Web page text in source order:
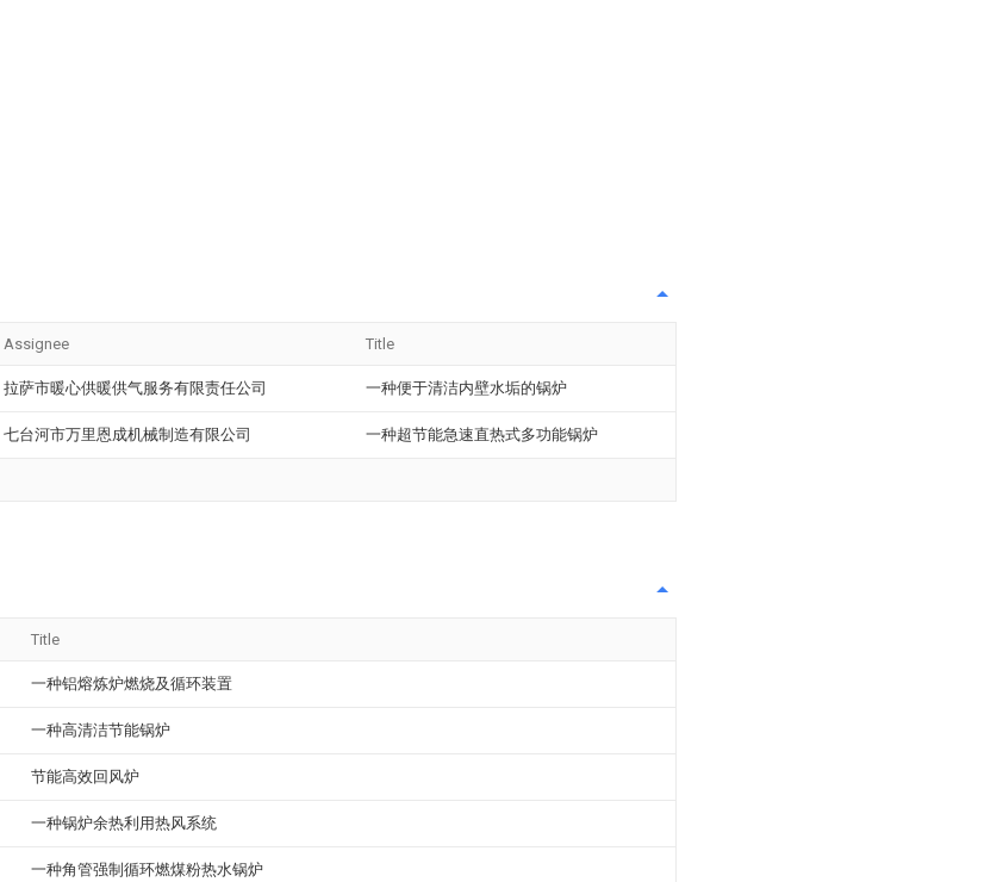
Assignee Title
拉萨市暖心供暖供气服务有限责任公司 一种便于清洁内壁水垢的锅炉
七台河市万里恩成机械制造有限公司 一种超节能急速直热式多功能锅炉
Title
一种铝熔炼炉燃烧及循环装置
一种高清洁节能锅炉
节能高效回风炉
一种锅炉余热利用热风系统
一种角管强制循环燃煤粉热水锅炉